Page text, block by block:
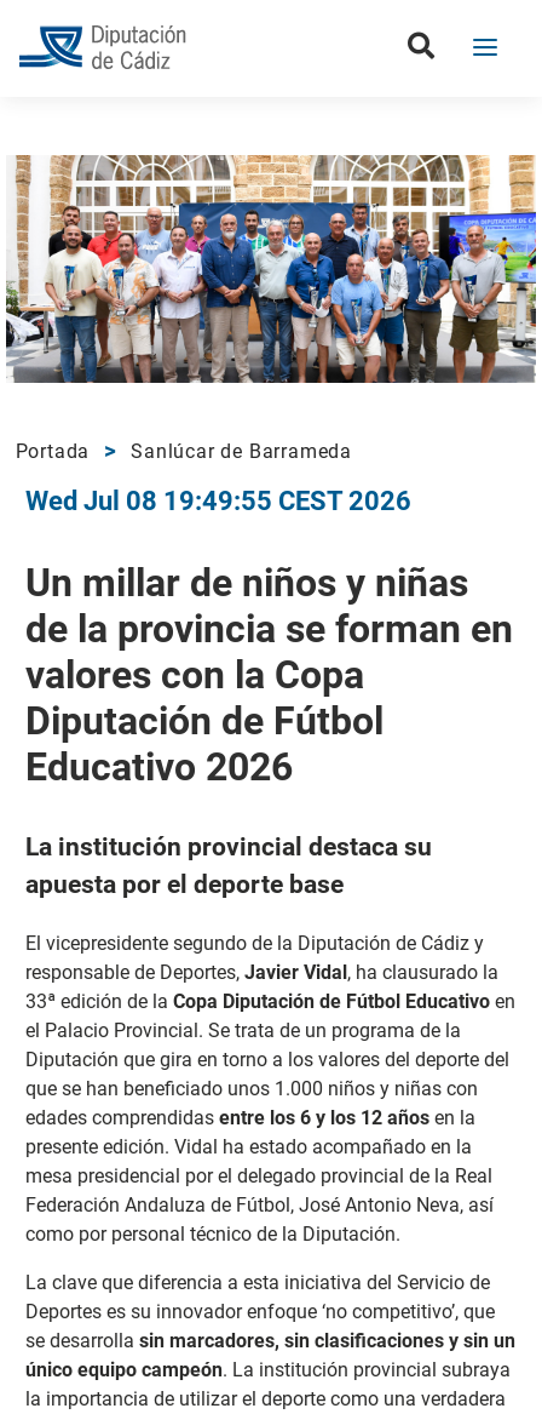
Portada Sanlúcar de Barrameda
Wed Jul 08 19:49:55 CEST 2026
Un millar de niños y niñas
de la provincia se forman en
valores con la Copa
Diputación de Fútbol
Educativo 2026
La institución provincial destaca su
apuesta por el deporte base
El vicepresidente segundo de la Diputación de Cádiz y
responsable de Deportes, Javier Vidal, ha clausurado la
33ª edición de la Copa Diputación de Fútbol Educativoen
el Palacio Provincial. Se trata de un programa de la
Diputación que gira en torno a los valores del deporte del
que se han beneficiado unos 1.000 niños y niñas con
edades comprendidas entre los 6 y los 12 añosen la
presente edición. Vidal ha estado acompañado en la
mesa presidencial por el delegado provincial de la Real
Federación Andaluza de Fútbol, José Antonio Neva, así
como por personal técnico de la Diputación.
La clave que diferencia a esta iniciativa del Servicio de
Deportes es su innovador enfoque ‘no competitivo’, que
se desarrolla sin marcadores, sin clasificaciones y sin un
único equipo campeón. La institución provincial subraya
la importancia de utilizar el deporte como una verdadera